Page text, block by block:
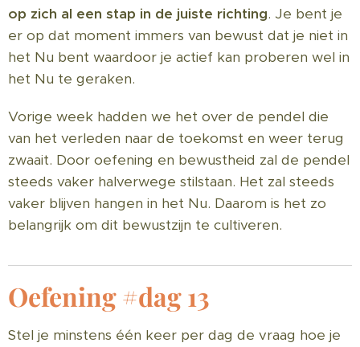
op zich al een stap in de juiste richting. Je bent je
er op dat moment immers van bewust dat je niet in
het Nu bent waardoor je actief kan proberen wel in
het Nu te geraken.
Vorige week hadden we het over de pendel die
van het verleden naar de toekomst en weer terug
zwaait. Door oefening en bewustheid zal de pendel
steeds vaker halverwege stilstaan. Het zal steeds
vaker blijven hangen in het Nu. Daarom is het zo
belangrijk om dit bewustzijn te cultiveren.
Oefening #dag 13
Stel je minstens één keer per dag de vraag hoe je